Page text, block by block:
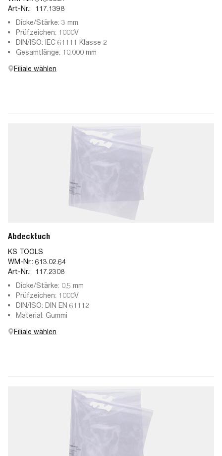
Art-Nr.:
117.1398
Dicke/Stärke: 3 mm
Prüfzeichen: 1000V
DIN/ISO: IEC 61111 Klasse 2
Gesamtlänge: 10.000 mm
Filiale wählen
Abdecktuch
KS TOOLS
WM-Nr.: 613.02.64
Art-Nr.:
117.2308
Dicke/Stärke: 0,5 mm
Prüfzeichen: 1000V
DIN/ISO: DIN EN 61112
Material: Gummi
Filiale wählen